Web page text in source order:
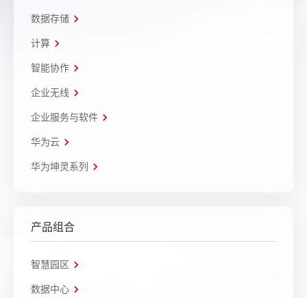
数据存储
计算
智能协作
企业无线
企业服务与软件
华为云
华为坤灵系列
产品组合
智慧园区
数据中心